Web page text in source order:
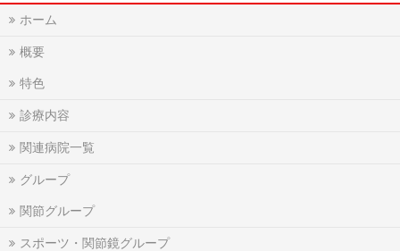
ホーム
概要
特色
診療内容
関連病院一覧
グループ
関節グループ
スポーツ・関節鏡グループ